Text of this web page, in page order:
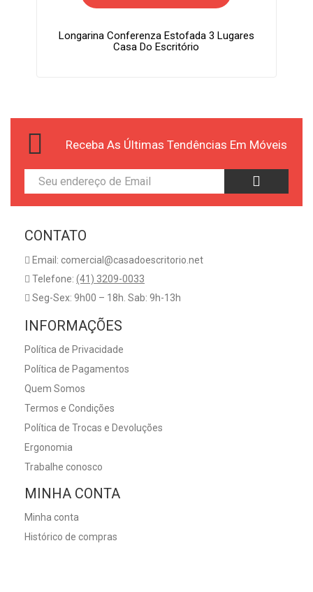
Longarina Conferenza Estofada 3 Lugares
Casa Do Escritório
Receba As Últimas Tendências Em Móveis
CONTATO
Email: comercial@casadoescritorio.net
Telefone: (41) 3209-0033
Seg-Sex: 9h00 – 18h. Sab: 9h-13h
INFORMAÇÕES
Política de Privacidade
Política de Pagamentos
Quem Somos
Termos e Condições
Política de Trocas e Devoluções
Ergonomia
Trabalhe conosco
MINHA CONTA
Minha conta
Histórico de compras